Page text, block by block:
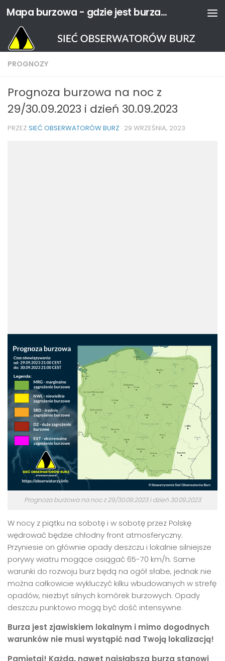
Przejdź do treści Mapa burzowa - gdzie jest burza? | Sieć Obserwatorów Burz
PROGNOZY
Prognoza burzowa na noc z
29/30.09.2023 i dzień 30.09.2023
PRZEZ SIEĆ OBSERWATORÓW BURZ · 29 WRZEŚNIA, 2023
Prognoza burzowa na noc z 29/30.09.2023 i dzień 30.09.2023
W nocy z piątku na sobotę i w sobotę przez Polskę
wędrować będzie chłodny front atmosferyczny.
Przyniesie on głównie opady deszczu i lokalnie silniejsze
porywy wiatru mogące osiągać 65-70 km/h. Same
warunki do rozwoju burz będą na ogół słabe, jednak nie
można całkowicie wykluczyć kilku wbudowanych w strefę
opadów, niezbyt silnych komórek burzowych. Opady
deszczu punktowo mogą być dość intensywne.
Burza jest zjawiskiem lokalnym i mimo dogodnych
warunków nie musi wystąpić nad Twoją lokalizacją!
Pamiętaj! Każda, nawet najsłabsza burza stanowi